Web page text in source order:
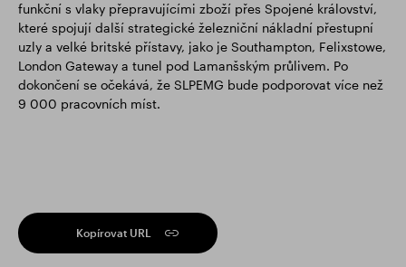
funkční s vlaky přepravujícími zboží přes Spojené království,
které spojují další strategické železniční nákladní přestupní
uzly a velké britské přístavy, jako je Southampton, Felixstowe,
London Gateway a tunel pod Lamanšským průlivem. Po
dokončení se očekává, že SLPEMG bude podporovat více než
9 000 pracovních míst.
Kopírovat URL